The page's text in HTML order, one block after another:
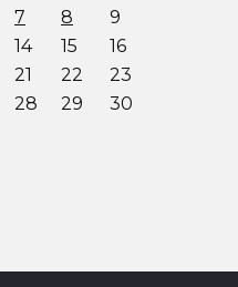
7 8
9
14 15
16
21 22
23
28 29
30